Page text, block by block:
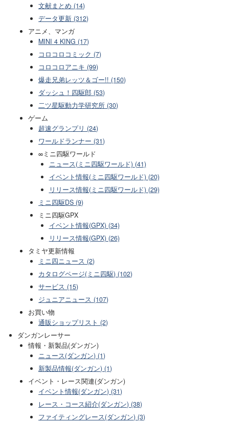
文献まとめ (14)
データ更新 (312)
アニメ、マンガ
MINI 4 KING (17)
コロコロコミック (7)
コロコロアニキ (99)
爆走兄弟レッツ＆ゴー!! (150)
ダッシュ！四駆郎 (53)
二ツ星駆動力学研究所 (30)
ゲーム
超速グランプリ (24)
ワールドランナー (31)
∞ミニ四駆ワールド
ニュース(ミニ四駆ワールド) (41)
イベント情報(ミニ四駆ワールド) (20)
リリース情報(ミニ四駆ワールド) (29)
ミニ四駆DS (9)
ミニ四駆GPX
イベント情報(GPX) (34)
リリース情報(GPX) (26)
タミヤ更新情報
ミニ四ニュース (2)
カタログページ(ミニ四駆) (102)
サービス (15)
ジュニアニュース (107)
お買い物
通販ショップリスト (2)
ダンガンレーサー
情報・新製品(ダンガン)
ニュース(ダンガン) (1)
新製品情報(ダンガン) (1)
イベント・レース関連(ダンガン)
イベント情報(ダンガン) (31)
レース・コース紹介(ダンガン) (38)
ファイティングレース(ダンガン) (3)